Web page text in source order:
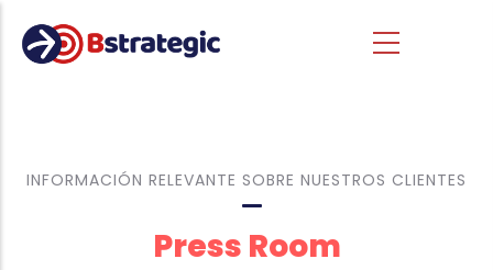
INFORMACIÓN RELEVANTE SOBRE NUESTROS CLIENTES
Press Room